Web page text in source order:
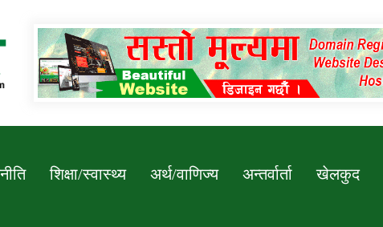
Newssarokar
शिक्षा/स्वास्थ्य अर्थ/वाणिज्य अन्तर्वार्ता खेलकुद